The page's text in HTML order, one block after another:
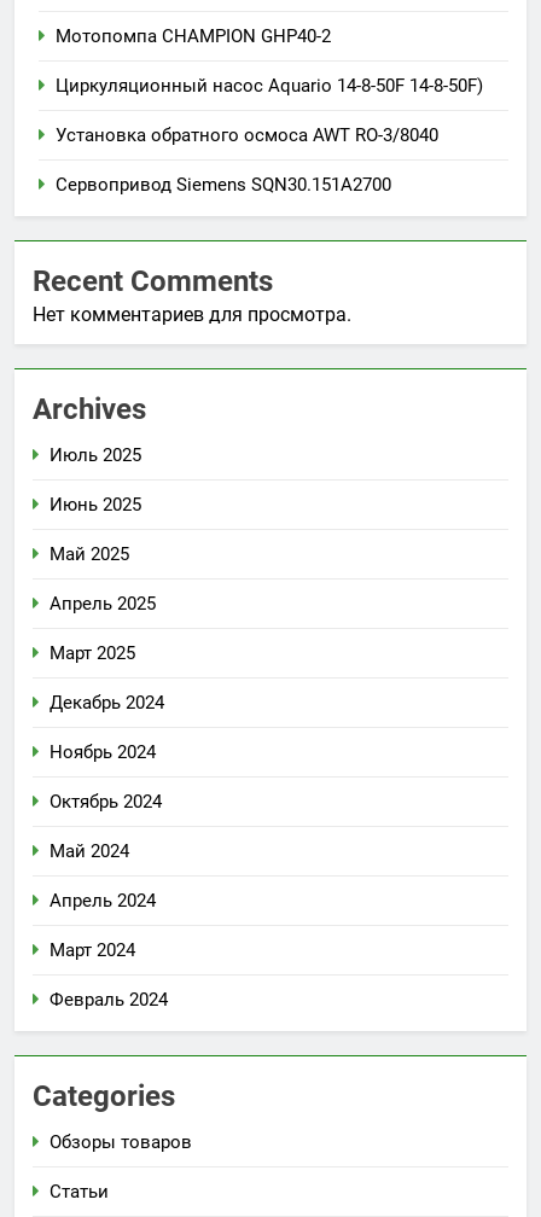
Мотопомпа CHAMPION GHP40-2
Циркуляционный насос Aquario 14-8-50F 14-8-50F)
Установка обратного осмоса AWT RO-3/8040
Сервопривод Siemens SQN30.151A2700
Recent Comments
Нет комментариев для просмотра.
Archives
Июль 2025
Июнь 2025
Май 2025
Апрель 2025
Март 2025
Декабрь 2024
Ноябрь 2024
Октябрь 2024
Май 2024
Апрель 2024
Март 2024
Февраль 2024
Categories
Обзоры товаров
Статьи